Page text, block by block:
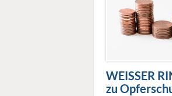
WEISSER
zu